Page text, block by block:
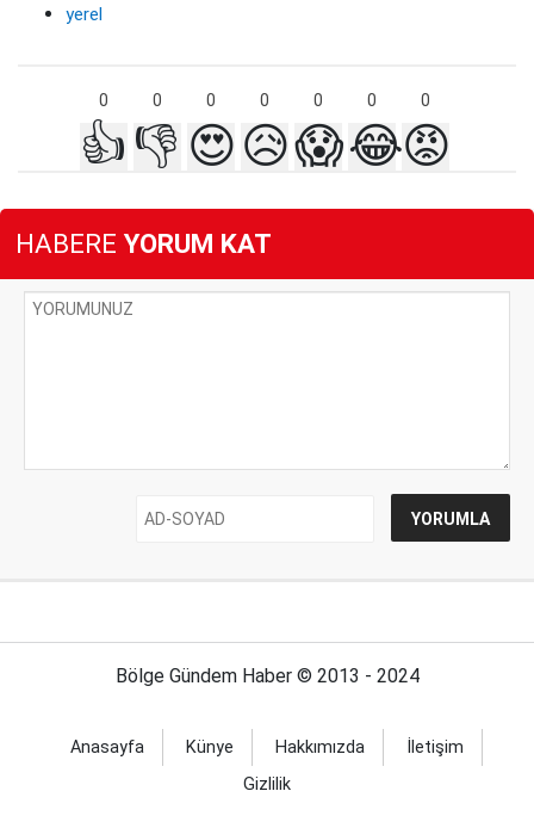
yerel
0 0 0 0 0 0 0
👍 👎 😍😥😱😂😡
HABERE YORUM KAT
Bölge Gündem Haber © 2013 - 2024
Anasayfa Künye Hakkımızda
İletişim
Gizlilik